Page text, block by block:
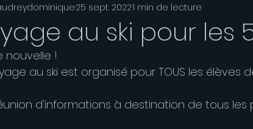
Option Développement Durable
Français
au ski pour les
25 sept. 20221 min de lecture
nouvelle !
au ski est organisé pour TOUS les élèves
d'informations à destination de tous